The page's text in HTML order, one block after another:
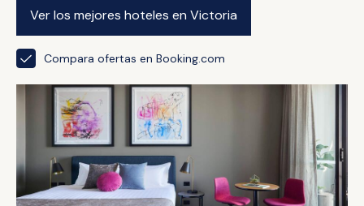
Ver los mejores hoteles en Victoria
Compara ofertas en Booking.com